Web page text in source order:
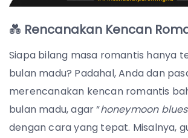
💑 Rencanakan Kencan
Siapa bilang masa romantis hanya
bulan madu? Padahal, Anda dan
merencanakan kencan romantis
bulan madu, agar “honeymoon blues
dengan cara yang tepat. Misalnya,